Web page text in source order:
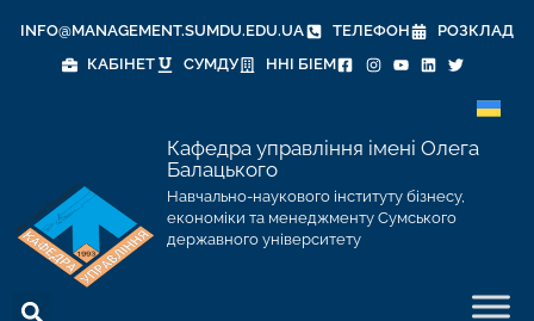
INFO@MANAGEMENT.SUMDU.EDU.UA ТЕЛЕФОН
РОЗКЛАД
КАБІНЕТ
СУМДУ ННІ БІЕМ
Кафедра управління імені Олега
Балацького
Навчально-наукового інституту бізнесу,
економіки та менеджменту Сумського
державного університету